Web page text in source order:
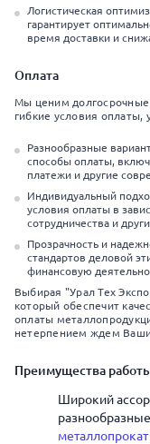
Логистическая
гарантирует
время доставки и
Оплата
Мы ценим долгосрочные
гибкие условия оплаты,
Разнообразные
способы оплаты,
платежи и другие
Индивидуальный
условия оплаты в
сотрудничества и
Прозрачность и
стандартов деловой
финансовую
Выбирая "Урал Тех
который обеспечит
оплаты
нетерпением ждем
Преимущества
Широкий
металлопрокат